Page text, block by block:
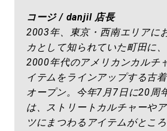
コージ / danjil 店長
2003年、東京・西南エリアに
カとして知られていた町田に
2000年代のアメリカンカルチ
イテムをラインアップする古
オープン。今年7月7日に20周
は、ストリートカルチャーや
ツにまつわるアイテムがとこ